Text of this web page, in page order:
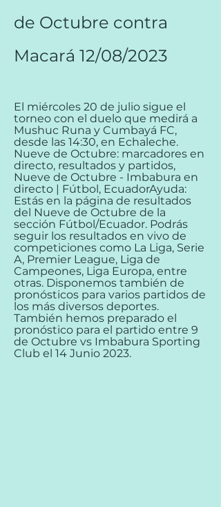
de Octubre contra
Macará 12/08/2023
El miércoles 20 de julio sigue el
torneo con el duelo que medirá a
Mushuc Runa y Cumbayá FC,
desde las 14:30, en Echaleche.
Nueve de Octubre: marcadores en
directo, resultados y partidos,
Nueve de Octubre - Imbabura en
directo | Fútbol, EcuadorAyuda:
Estás en la página de resultados
del Nueve de Octubre de la
sección Fútbol/Ecuador. Podrás
seguir los resultados en vivo de
competiciones como La Liga, Serie
A, Premier League, Liga de
Campeones, Liga Europa, entre
otras. Disponemos también de
pronósticos para varios partidos de
los más diversos deportes.
También hemos preparado el
pronóstico para el partido entre 9
de Octubre vs Imbabura Sporting
Club el 14 Junio 2023.